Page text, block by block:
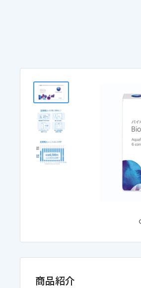
メーカーから探す
ボシュロム
コラム
商品紹介